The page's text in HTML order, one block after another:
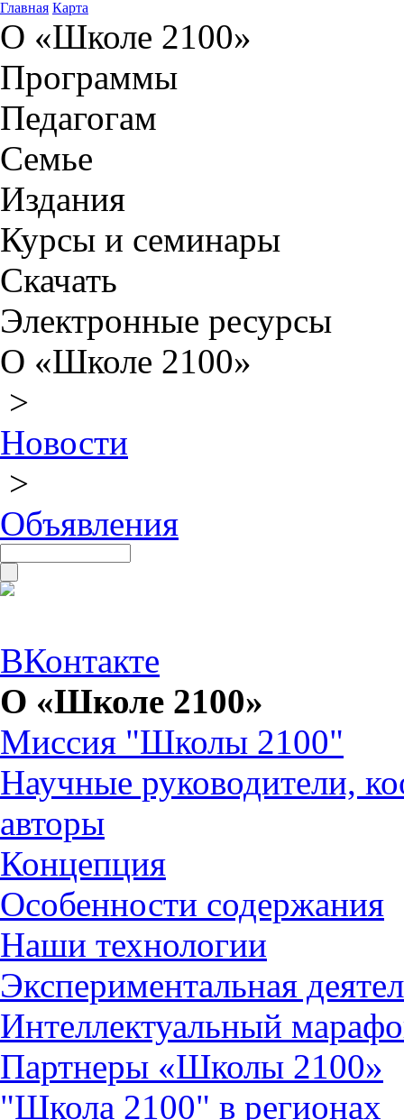
Главная Карта
О «Школе 2100»
Программы
Педагогам
Семье
Издания
Курсы и семинары
Скачать
Электронные ресурсы
О «Школе 2100»
>
Новости
>
Объявления
ВКонтакте
О «Школе 2100»
Миссия "Школы 2100"
Научные руководители,
авторы
Концепция
Особенности содержания
Наши технологии
Экспериментальная
Интеллектуальный
Партнеры «Школы 2100»
"Школа 2100" в регионах